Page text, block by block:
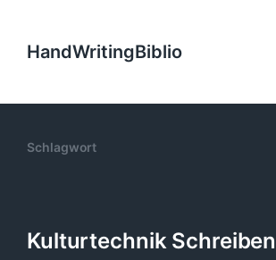
HandWritingBiblio
Schlagwort
Kulturtechnik Schreiben